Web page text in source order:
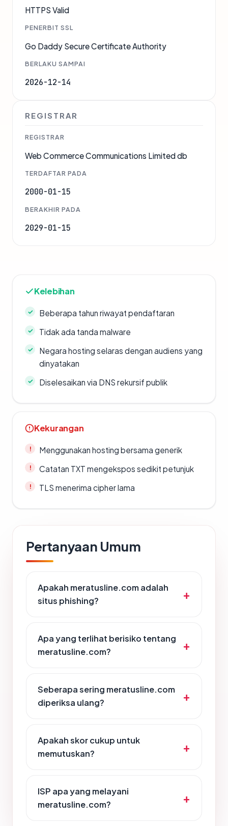
HTTPS Valid
PENERBIT SSL
Go Daddy Secure Certificate Authority
BERLAKU SAMPAI
2026-12-14
REGISTRAR
REGISTRAR
Web Commerce Communications Limited db
TERDAFTAR PADA
2000-01-15
BERAKHIR PADA
2029-01-15
Kelebihan
Beberapa tahun riwayat pendaftaran
Tidak ada tanda malware
Negara hosting selaras dengan audiens yang
dinyatakan
Diselesaikan via DNS rekursif publik
Kekurangan
Menggunakan hosting bersama generik
Catatan TXT mengekspos sedikit petunjuk
TLS menerima cipher lama
Pertanyaan Umum
Apakah meratusline.com adalah
situs phishing?
Apa yang terlihat berisiko tentang
meratusline.com?
Seberapa sering meratusline.com
diperiksa ulang?
Apakah skor cukup untuk
memutuskan?
ISP apa yang melayani
meratusline.com?